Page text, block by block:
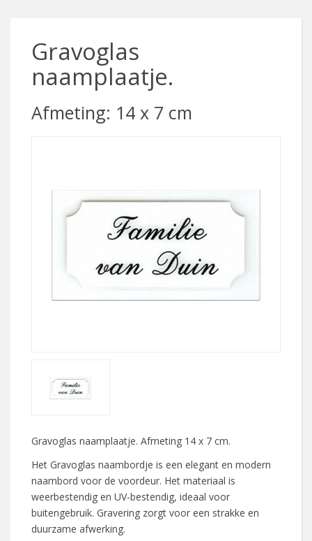
Gravoglas
naamplaatje.
Afmeting: 14 x 7 cm
Gravoglas naamplaatje. Afmeting 14 x 7 cm.
Het Gravoglas naambordje is een elegant en modern
naambord voor de voordeur. Het materiaal is
weerbestendig en UV-bestendig, ideaal voor
buitengebruik. Gravering zorgt voor een strakke en
duurzame afwerking.